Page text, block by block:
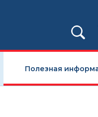
Полезная